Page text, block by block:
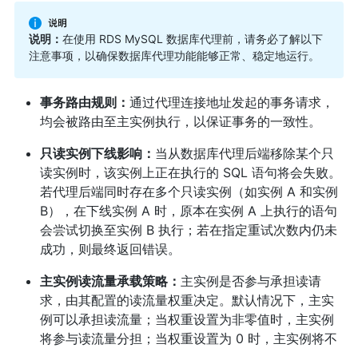
说明： 在使用 RDS MySQL 数据库代理前，请务必了解以下
注意事项，以确保数据库代理功能能够正常、稳定地运行。
事务路由规则： 通过代理连接地址发起的事务请求，
均会被路由至主实例执行，以保证事务的一致性。
只读实例下线影响： 当从数据库代理后端移除某个只
读实例时，该实例上正在执行的 SQL 语句将会失败。
若代理后端同时存在多个只读实例（如实例 A 和实例
B），在下线实例 A 时，原本在实例 A 上执行的语句
会尝试切换至实例 B 执行；若在指定重试次数内仍未
成功，则最终返回错误。
主实例读流量承载策略： 主实例是否参与承担读请
求，由其配置的读流量权重决定。默认情况下，主实
例可以承担读流量；当权重设置为非零值时，主实例
将参与读流量分担；当权重设置为 0 时，主实例将不